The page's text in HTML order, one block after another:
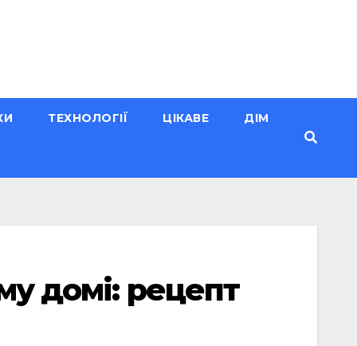
ТЕХНОЛОГІЇ ЦІКАВЕ ДІМ
домі: рецепт